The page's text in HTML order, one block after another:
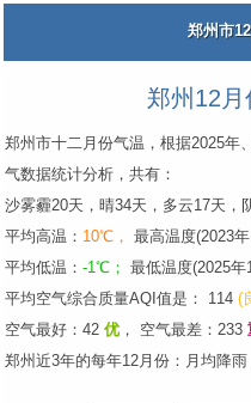
郑州市
郑州12月
郑州市十二月份气温，根据2025年
气数据统计分析，共有：
沙雾霾20天，晴34天，多云17天，
平均高温： 10℃， 最高温度(2023
平均低温： -1℃； 最低温度(2025年
平均空气综合质量AQI值是： 114 (
空气最好：42 优 ， 空气最差：233
郑州近3年的每年12月份：月均降